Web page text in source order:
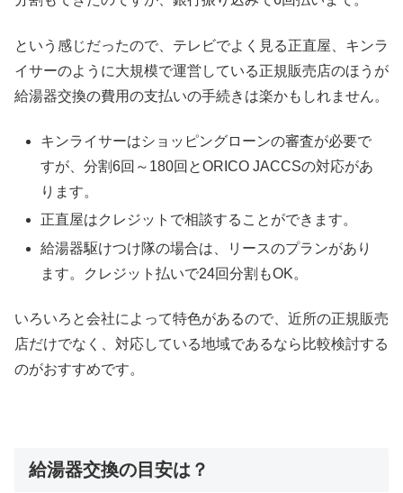
という感じだったので、テレビでよく見る正直屋、キンラ
イサーのように大規模で運営している正規販売店のほうが
給湯器交換の費用の支払いの手続きは楽かもしれません。
キンライサーはショッピングローンの審査が必要で
すが、分割6回～180回とORICO JACCSの対応があ
ります。
正直屋はクレジットで相談することができます。
給湯器駆けつけ隊の場合は、リースのプランがあり
ます。クレジット払いで24回分割もOK。
いろいろと会社によって特色があるので、近所の正規販売
店だけでなく、対応している地域であるなら比較検討する
のがおすすめです。
給湯器交換の目安は？